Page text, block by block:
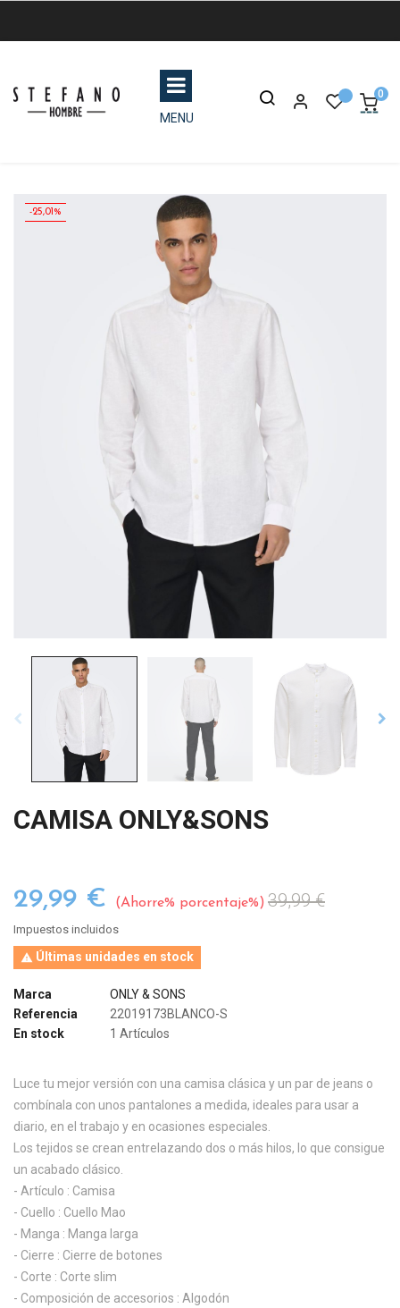
MENU
0
-25,01%
CAMISA ONLY&SONS
29,99 € Ahorre% porcentaje% 39,99 €
Impuestos incluidos
 Últimas unidades en stock
Marca
ONLY & SONS
Referencia
22019173BLANCO-S
En stock
1 Artículos
Luce tu mejor versión con una camisa clásica y un par de jeans o
combínala con unos pantalones a medida, ideales para usar a
diario, en el trabajo y en ocasiones especiales.
Los tejidos se crean entrelazando dos o más hilos, lo que consigue
un acabado clásico.
- Artículo : Camisa
- Cuello : Cuello Mao
- Manga : Manga larga
- Cierre : Cierre de botones
- Corte : Corte slim
- Composición de accesorios : Algodón